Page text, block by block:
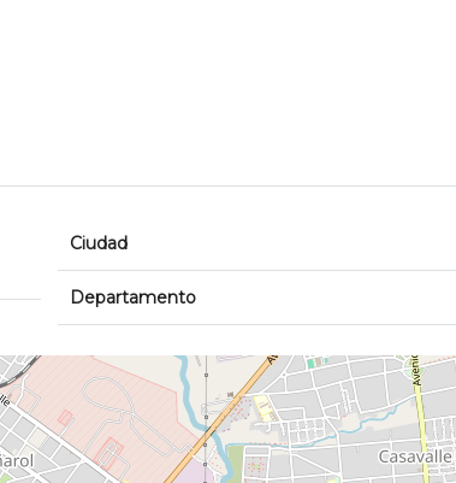
Ciudad
Departamento